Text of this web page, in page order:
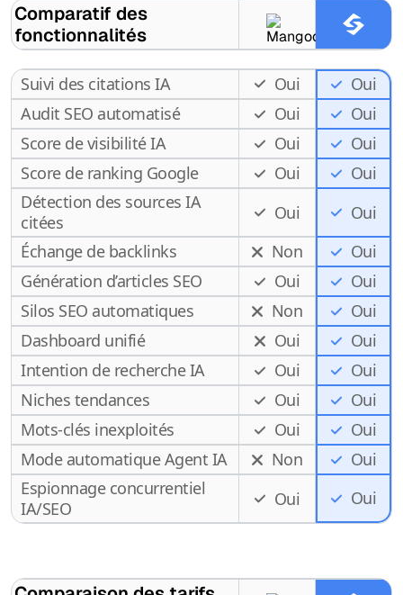
Comparatif des
fonctionnalités
Suivi des citations IA Oui
Oui
Audit SEO automatisé
Oui
Oui
Score de visibilité IA
Oui
Oui
Score de ranking Google
Oui
Oui
Détection des sources IA
citées
Oui
Oui
Échange de backlinks
Non
Oui
Génération d’articles SEO
Oui
Oui
Silos SEO automatiques
Non
Oui
Dashboard unifié
Oui
Oui
Intention de recherche IA
Oui
Oui
Niches tendances
Oui
Oui
Mots-clés inexploités
Oui
Oui
Mode automatique Agent IA
Non
Oui
Espionnage concurrentiel
IA/SEO
Oui Oui